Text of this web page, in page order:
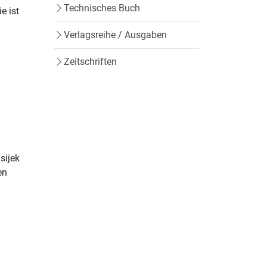
ist
Technisches Buch
Verlagsreihe / Ausgaben
Zeitschriften